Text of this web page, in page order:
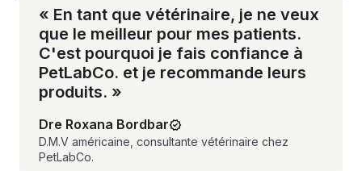
donneront entière satisfaction.
« En tant que vétérinaire, je ne veux
que le meilleur pour mes patients.
C'est pourquoi je fais confiance à
PetLabCo. et je recommande leurs
produits. »
Dre Roxana Bordbar
D.M.V américaine, consultante vétérinaire chez
PetLabCo.